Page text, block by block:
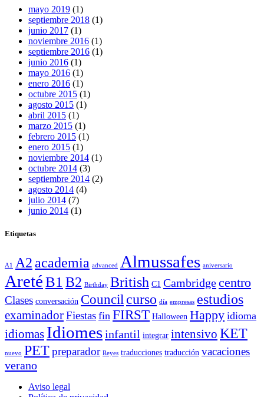
mayo 2019 (1)
septiembre 2018 (1)
junio 2017 (1)
noviembre 2016 (1)
septiembre 2016 (1)
junio 2016 (1)
mayo 2016 (1)
enero 2016 (1)
octubre 2015 (1)
agosto 2015 (1)
abril 2015 (1)
marzo 2015 (1)
febrero 2015 (1)
enero 2015 (1)
noviembre 2014 (1)
octubre 2014 (3)
septiembre 2014 (2)
agosto 2014 (4)
julio 2014 (7)
junio 2014 (1)
Etiquetas
A1 A2academia advanced Almussafes aniversario
AretéB1 B2 Birthday British C1 Cambridgecentro
Clases conversación Council curso día empresas estudios
examinadorFiestas fin FIRST Halloween Happy idioma
idiomas Idiomesinfantil integrar intensivo KET
nuevo PETpreparador Reyes traducciones traducción vacaciones
verano
Aviso legal